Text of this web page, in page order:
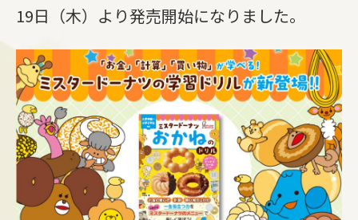
19日（木）より発売開始になりました。